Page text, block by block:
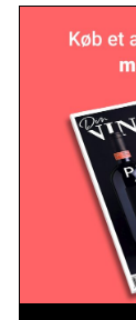
L’Ariosa
Mørke
med sorte
balance
Set hos